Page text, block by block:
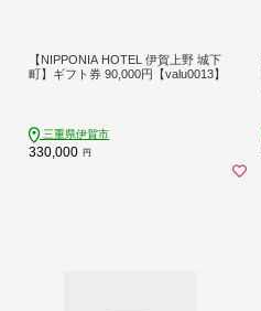
【NIPPONIA HOTEL 伊賀上野 城下
町】ギフト券 90,000円【valu0013】
三重県伊賀市
330,000 円